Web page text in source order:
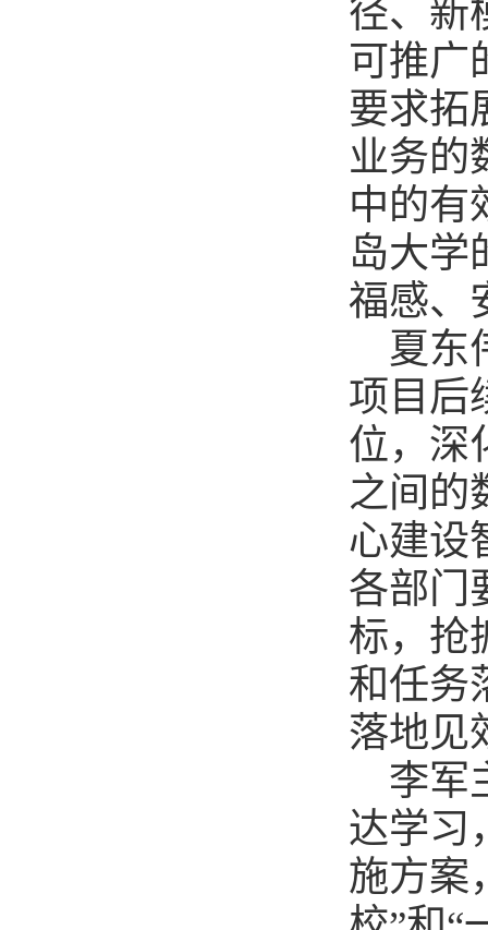
径、新
可推广
要求拓
业务的
中的有
岛大学
福感、
夏东
项目后
位，深
之间的
心建设
各部门
标，抢
和任务
落地见
李军
达学习
施方案